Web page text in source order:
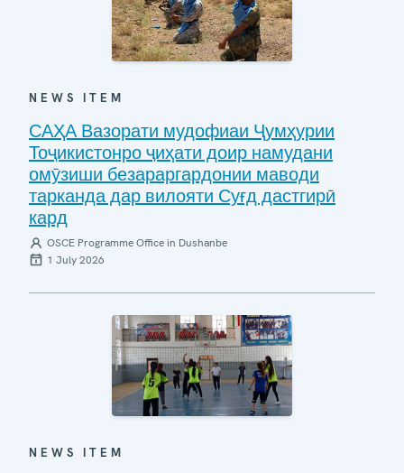
NEWS ITEM
САҲА Вазорати мудофиаи Ҷумҳурии
Тоҷикистонро ҷиҳати доир намудани
омӯзиши безараргардонии маводи
тарканда дар вилояти Суғд дастгирӣ
кард
OSCE Programme Office in Dushanbe
1 July 2026
NEWS ITEM